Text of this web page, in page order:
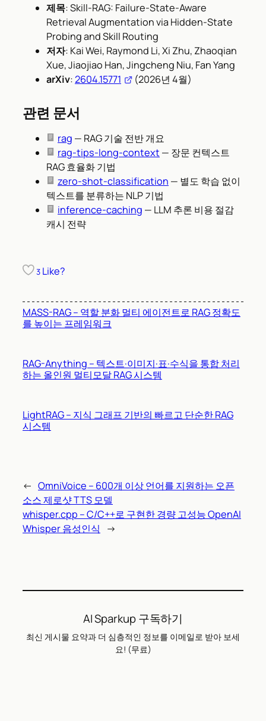
제목: Skill-RAG: Failure-State-Aware
Retrieval Augmentation via Hidden-State
Probing and Skill Routing
저자: Kai Wei, Raymond Li, Xi Zhu, Zhaoqian
Xue, Jiaojiao Han, Jingcheng Niu, Fan Yang
arXiv:2604.15771 (2026년 4월)
관련 문서
rag — RAG 기술 전반 개요
rag-tips-long-context — 장문 컨텍스트
RAG 효율화 기법
zero-shot-classification — 별도 학습 없이
텍스트를 분류하는 NLP 기법
inference-caching — LLM 추론 비용 절감
캐시 전략
3 Like?
MASS-RAG – 역할 분화 멀티 에이전트로 RAG 정확도
를 높이는 프레임워크
RAG-Anything – 텍스트·이미지·표·수식을 통합 처리
하는 올인원 멀티모달 RAG 시스템
LightRAG – 지식 그래프 기반의 빠르고 단순한 RAG
시스템
← OmniVoice – 600개 이상 언어를 지원하는 오픈
소스 제로샷 TTS 모델
whisper.cpp – C/C++로 구현한 경량 고성능 OpenAI
Whisper 음성인식
→
AI Sparkup 구독하기
최신 게시물 요약과 더 심층적인 정보를 이메일로 받아 보세
요! (무료)